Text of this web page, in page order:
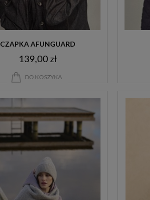
CZAPKA AFUNGUARD
139,00 zł
DO KOSZYKA